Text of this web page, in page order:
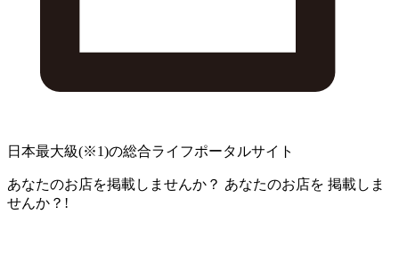
日本最大級(※1)の総合ライフポータルサイト
あなたのお店を掲載しませんか？ あなたのお店を 掲載しま
せんか？!